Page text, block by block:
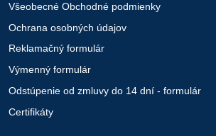
Všeobecné Obchodné podmienky
Ochrana osobných údajov
Reklamačný formulár
Výmenný formulár
Odstúpenie od zmluvy do 14 dní - formulár
Certifikáty